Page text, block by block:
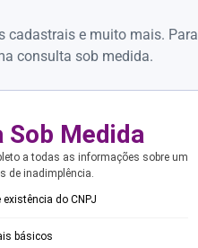
cadastrais e muito mais. Para
consulta sob medida.
Sob Medida
a todas as informações sobre um
de inadimplência.
do CNPJ
básicos